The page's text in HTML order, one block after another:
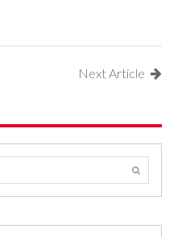
Next Article